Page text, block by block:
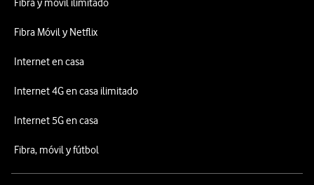
Fibra y móvil ilimitado
Fibra Móvil y Netflix
Internet en casa
Internet 4G en casa ilimitado
Internet 5G en casa
Fibra, móvil y fútbol